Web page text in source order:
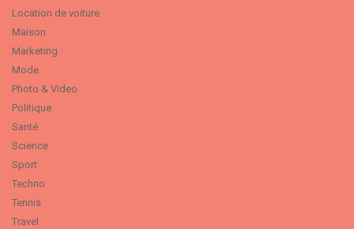
Location de voiture
Maison
Marketing
Mode
Photo & Video
Politique
Santé
Science
Sport
Techno
Tennis
Travel